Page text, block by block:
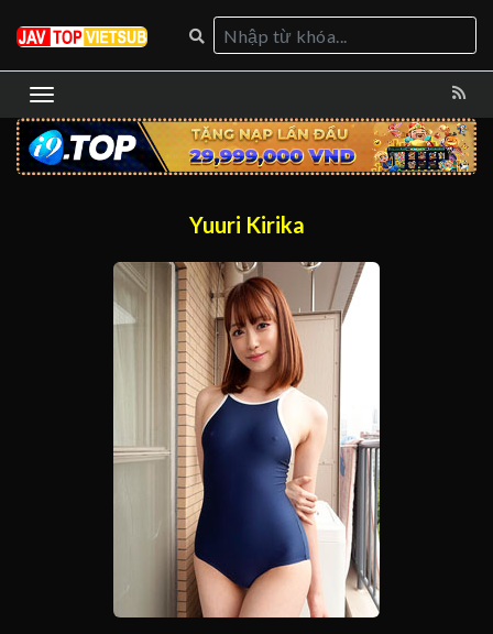
Yuuri Kirika